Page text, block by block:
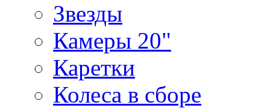
Звезды
Камеры 20"
Каретки
Колеса в сборе